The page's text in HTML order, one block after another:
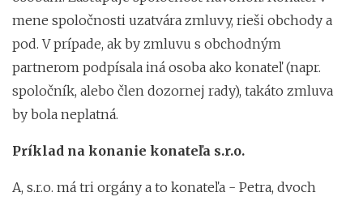
mene spoločnosti uzatvára zmluvy, rieši obchody a
pod. V prípade, ak by zmluvu s obchodným
partnerom podpísala iná osoba ako konateľ (napr.
spoločník, alebo člen dozornej rady), takáto zmluva
by bola neplatná.
Príklad na konanie konateľa s.r.o.
A, s.r.o. má tri orgány a to konateľa - Petra, dvoch